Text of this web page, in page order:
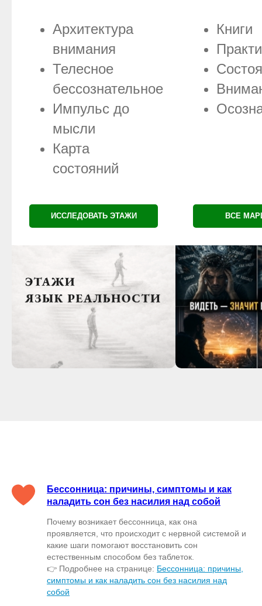
Архитектура
внимания
Телесное
бессознательное
Импульс до
мысли
Карта
состояний
ИССЛЕДОВАТЬ ЭТАЖИ
Книги
ВСЕ
Бессонница: причины, симптомы и как
наладить сон без насилия над собой
Почему возникает бессонница, как она
проявляется, что происходит с нервной системой и
какие шаги помогают восстановить сон
естественным способом без таблеток.
👉 Подробнее на странице: Бессонница: причины,
симптомы и как наладить сон без насилия над
собой